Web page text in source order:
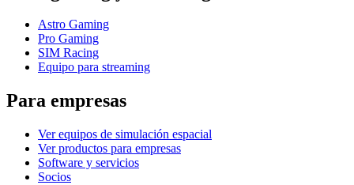
Astro Gaming
Pro Gaming
SIM Racing
Equipo para streaming
Para empresas
Ver equipos de simulación espacial
Ver productos para empresas
Software y servicios
Socios